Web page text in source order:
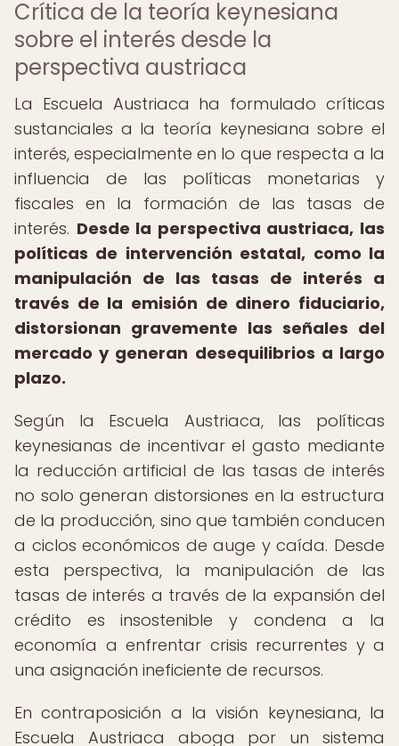
Crítica de la teoría keynesiana
sobre el interés desde la
perspectiva austriaca
La Escuela Austriaca ha formulado críticas
sustanciales a la teoría keynesiana sobre el
interés, especialmente en lo que respecta a la
influencia de las políticas monetarias y
fiscales en la formación de las tasas de
interés. Desde la perspectiva austriaca, las
políticas de intervención estatal, como la
manipulación de las tasas de interés a
través de la emisión de dinero fiduciario,
distorsionan gravemente las señales del
mercado y generan desequilibrios a largo
plazo.
Según la Escuela Austriaca, las políticas
keynesianas de incentivar el gasto mediante
la reducción artificial de las tasas de interés
no solo generan distorsiones en la estructura
de la producción, sino que también conducen
a ciclos económicos de auge y caída. Desde
esta perspectiva, la manipulación de las
tasas de interés a través de la expansión del
crédito es insostenible y condena a la
economía a enfrentar crisis recurrentes y a
una asignación ineficiente de recursos.
En contraposición a la visión keynesiana, la
Escuela Austriaca aboga por un sistema